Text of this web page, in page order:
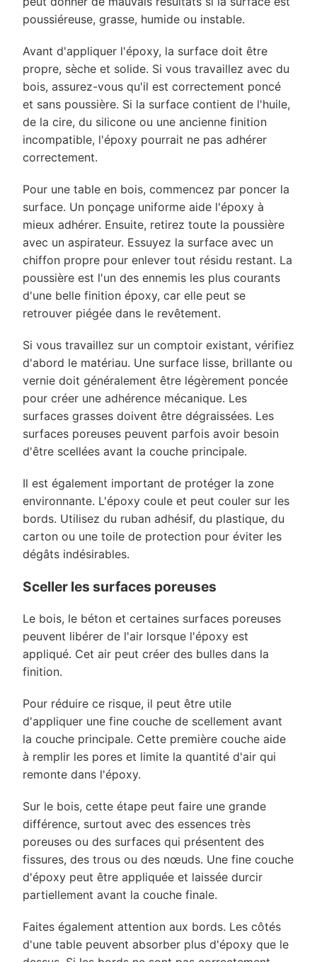
poussiéreuse, grasse, humide ou instable.
Avant d'appliquer l'époxy, la surface doit être
propre, sèche et solide. Si vous travaillez avec du
bois, assurez-vous qu'il est correctement poncé
et sans poussière. Si la surface contient de l'huile,
de la cire, du silicone ou une ancienne finition
incompatible, l'époxy pourrait ne pas adhérer
correctement.
Pour une table en bois, commencez par poncer la
surface. Un ponçage uniforme aide l'époxy à
mieux adhérer. Ensuite, retirez toute la poussière
avec un aspirateur. Essuyez la surface avec un
chiffon propre pour enlever tout résidu restant. La
poussière est l'un des ennemis les plus courants
d'une belle finition époxy, car elle peut se
retrouver piégée dans le revêtement.
Si vous travaillez sur un comptoir existant, vérifiez
d'abord le matériau. Une surface lisse, brillante ou
vernie doit généralement être légèrement poncée
pour créer une adhérence mécanique. Les
surfaces grasses doivent être dégraissées. Les
surfaces poreuses peuvent parfois avoir besoin
d'être scellées avant la couche principale.
Il est également important de protéger la zone
environnante. L'époxy coule et peut couler sur les
bords. Utilisez du ruban adhésif, du plastique, du
carton ou une toile de protection pour éviter les
dégâts indésirables.
Sceller les surfaces poreuses
Le bois, le béton et certaines surfaces poreuses
peuvent libérer de l'air lorsque l'époxy est
appliqué. Cet air peut créer des bulles dans la
finition.
Pour réduire ce risque, il peut être utile
d'appliquer une fine couche de scellement avant
la couche principale. Cette première couche aide
à remplir les pores et limite la quantité d'air qui
remonte dans l'époxy.
Sur le bois, cette étape peut faire une grande
différence, surtout avec des essences très
poreuses ou des surfaces qui présentent des
fissures, des trous ou des nœuds. Une fine couche
d'époxy peut être appliquée et laissée durcir
partiellement avant la couche finale.
Faites également attention aux bords. Les côtés
d'une table peuvent absorber plus d'époxy que le